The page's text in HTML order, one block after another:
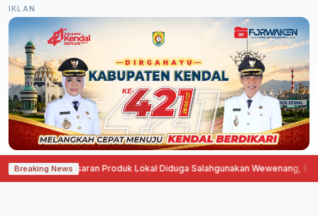
IKLAN
Breaking NewsProduk Lokal ·Diduga Salahgunakan Wewenang, Erfin Hasibuan